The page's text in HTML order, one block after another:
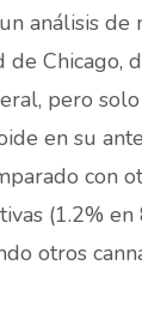
análisis
Chicago,
pero
en su
con
(1.2%
otros